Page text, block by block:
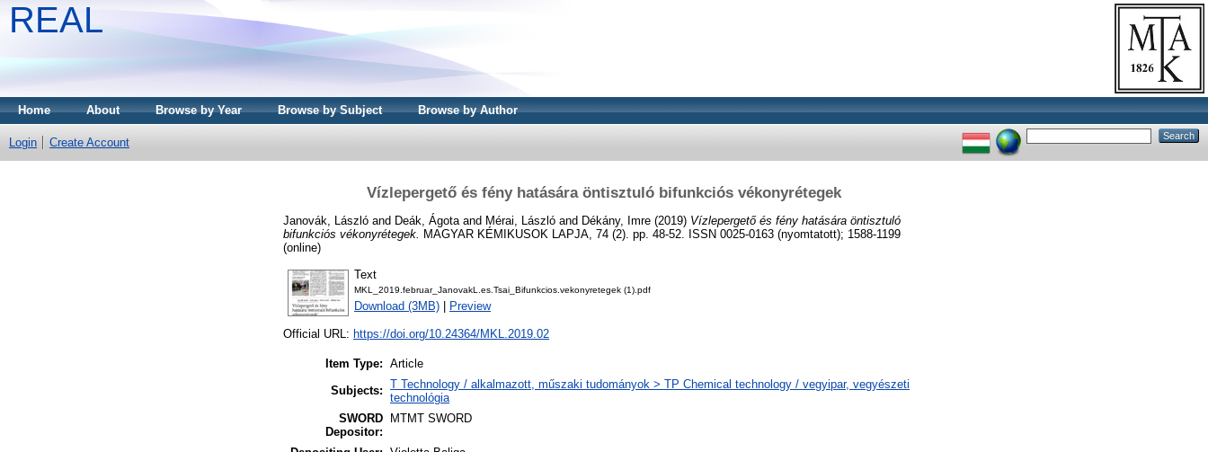
REAL
Home About Browse by Year Browse by Subject Browse by Author
Login Create Account
Vízlepergető és fény hatására öntisztuló bifunkciós vékonyrétegek
Janovák, László and Deák, Ágota and Mérai, László and Dékány, Imre (2019) Vízlepergető és fény hatására öntisztuló
bifunkciós vékonyrétegek. MAGYAR KÉMIKUSOK LAPJA, 74 (2). pp. 48-52. ISSN 0025-0163 (nyomtatott); 1588-1199
(online)
Text
MKL_2019.februar_JanovakL.es.Tsai_Bifunkcios.vekonyretegek (1).pdf
Download (3MB) Preview
Official URL: https://doi.org/10.24364/MKL.2019.02
Item Type: Article
Subjects: T Technology / alkalmazott, műszaki tudományok > TP Chemical technology / vegyipar, vegyészeti
technológia
SWORD
Depositor:
MTMT SWORD